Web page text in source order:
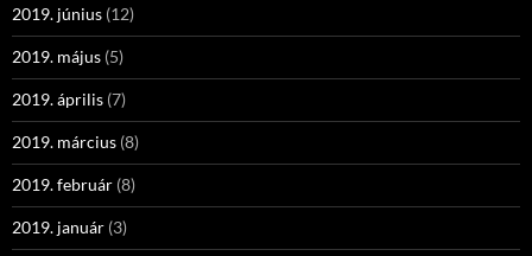
2019. június (12)
2019. május (5)
2019. április (7)
2019. március (8)
2019. február (8)
2019. január (3)